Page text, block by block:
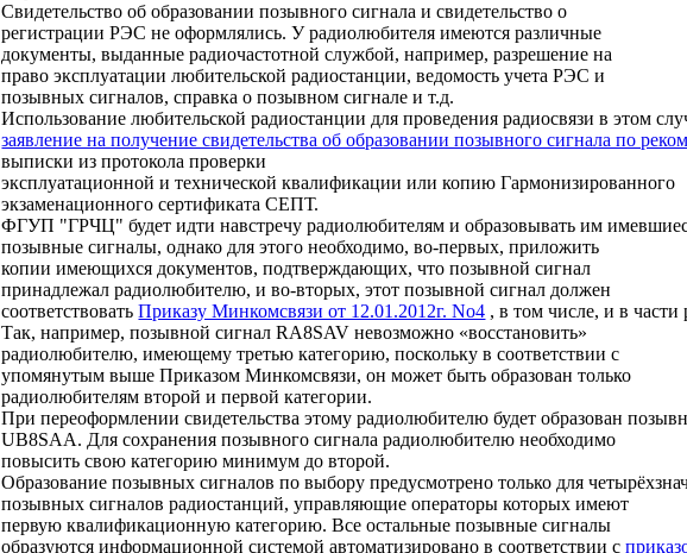
Свидетельство об образовании позывного сигнала и свидетельство о
регистрации РЭС не оформлялись. У радиолюбителя имеются различные
документы, выданные радиочастотной службой, например, разрешение на
право эксплуатации любительской радиостанции, ведомость учета РЭС и
позывных сигналов, справка о позывном сигнале и т.д.
Использование любительской радиостанции для проведения радиосвязи в этом
заявление на получение свидетельства об образовании позывного сигнала по
выписки из протокола проверки
эксплуатационной и технической квалификации или копию Гармонизированного
экзаменационного сертификата СЕПТ.
ФГУП "ГРЧЦ" будет идти навстречу радиолюбителям и образовывать им
позывные сигналы, однако для этого необходимо, во-первых, приложить
копии имеющихся документов, подтверждающих, что позывной сигнал
принадлежал радиолюбителю, и во-вторых, этот позывной сигнал должен
соответствоватьПриказу Минкомсвязи от 12.01.2012г. No4 , в том числе, и в
Так, например, позывной сигнал RA8SAV невозможно «восстановить»
радиолюбителю, имеющему третью категорию, поскольку в соответствии с
упомянутым выше Приказом Минкомсвязи, он может быть образован только
радиолюбителям второй и первой категории.
При переоформлении свидетельства этому радиолюбителю будет образован
UB8SAA. Для сохранения позывного сигнала радиолюбителю необходимо
повысить свою категорию минимум до второй.
Образование позывных сигналов по выбору предусмотрено только для
позывных сигналов радиостанций, управляющие операторы которых имеют
первую квалификационную категорию. Все остальные позывные сигналы
образуются информационной системой автоматизировано в соответствии с